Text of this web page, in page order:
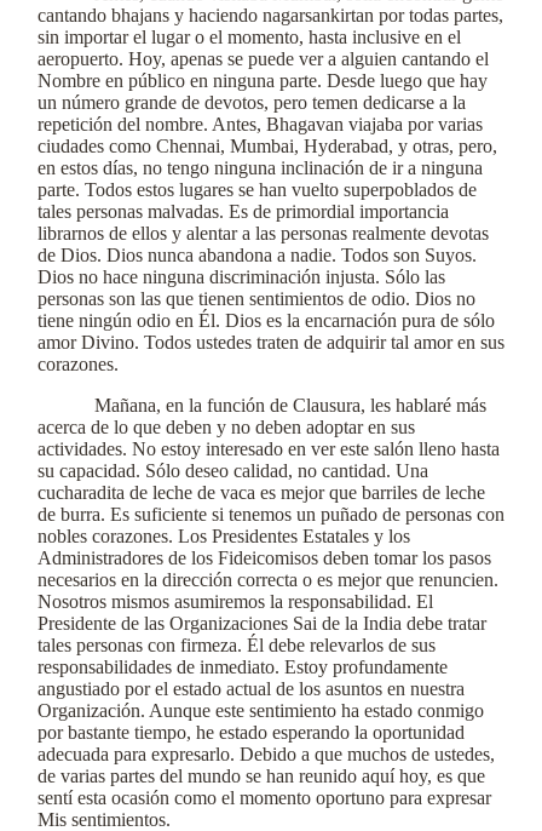
cantando bhajans y haciendo nagarsankirtan por todas partes,
sin importar el lugar o el momento, hasta inclusive en el
aeropuerto. Hoy, apenas se puede ver a alguien cantando el
Nombre en público en ninguna parte. Desde luego que hay
un número grande de devotos, pero temen dedicarse a la
repetición del nombre. Antes, Bhagavan viajaba por varias
ciudades como Chennai, Mumbai, Hyderabad, y otras, pero,
en estos días, no tengo ninguna inclinación de ir a ninguna
parte. Todos estos lugares se han vuelto superpoblados de
tales personas malvadas. Es de primordial importancia
librarnos de ellos y alentar a las personas realmente devotas
de Dios. Dios nunca abandona a nadie. Todos son Suyos.
Dios no hace ninguna discriminación injusta. Sólo las
personas son las que tienen sentimientos de odio. Dios no
tiene ningún odio en Él. Dios es la encarnación pura de sólo
amor Divino. Todos ustedes traten de adquirir tal amor en sus
corazones.
Mañana, en la función de Clausura, les hablaré más
acerca de lo que deben y no deben adoptar en sus
actividades. No estoy interesado en ver este salón lleno hasta
su capacidad. Sólo deseo calidad, no cantidad. Una
cucharadita de leche de vaca es mejor que barriles de leche
de burra. Es suficiente si tenemos un puñado de personas con
nobles corazones. Los Presidentes Estatales y los
Administradores de los Fideicomisos deben tomar los pasos
necesarios en la dirección correcta o es mejor que renuncien.
Nosotros mismos asumiremos la responsabilidad. El
Presidente de las Organizaciones Sai de la India debe tratar
tales personas con firmeza. Él debe relevarlos de sus
responsabilidades de inmediato. Estoy profundamente
angustiado por el estado actual de los asuntos en nuestra
Organización. Aunque este sentimiento ha estado conmigo
por bastante tiempo, he estado esperando la oportunidad
adecuada para expresarlo. Debido a que muchos de ustedes,
de varias partes del mundo se han reunido aquí hoy, es que
sentí esta ocasión como el momento oportuno para expresar
Mis sentimientos.